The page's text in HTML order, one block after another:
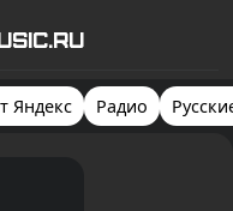
Яндекс Радио